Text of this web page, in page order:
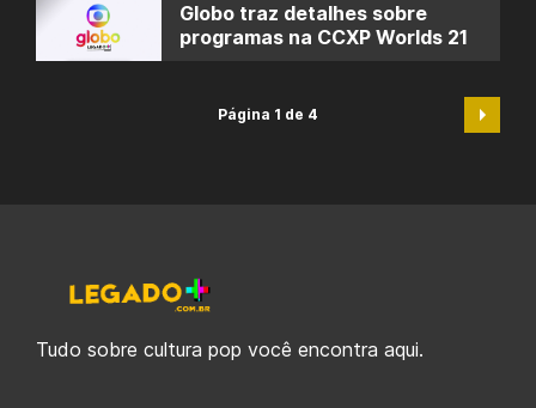
Globo traz detalhes sobre
programas na CCXP Worlds 21
Página 1 de 4
Tudo sobre cultura pop você encontra aqui.